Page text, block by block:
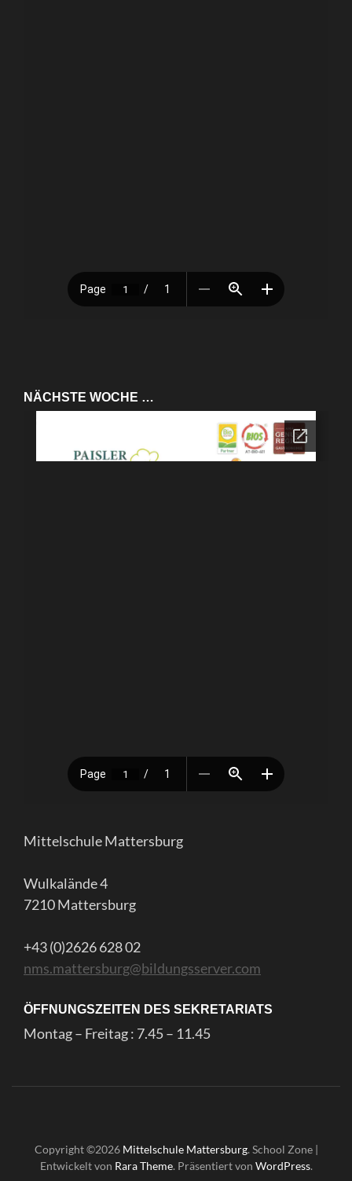
NÄCHSTE WOCHE …
Mittelschule Mattersburg
Wulkalände 4
7210 Mattersburg
+43 (0)2626 628 02
nms.mattersburg@bildungsserver.com
ÖFFNUNGSZEITEN DES SEKRETARIATS
Montag – Freitag : 7.45 – 11.45
Copyright ©2026 Mittelschule Mattersburg. School Zone |
Entwickelt von Rara Theme. Präsentiert von WordPress.